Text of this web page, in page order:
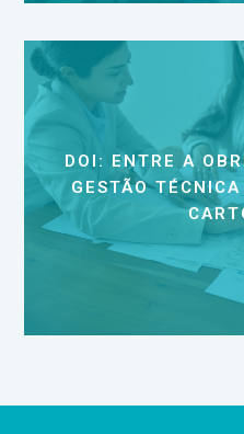
DOI: ENTRE A
GESTÃO